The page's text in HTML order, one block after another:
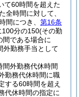
て60時間を超えた
全時間に対して、
間につき、 第16条
100分の150(その勤
である場合に
外勤務手当として
間外勤務代休時間
勤務代休時間に職
する60時間を超え
代休時間の指定に